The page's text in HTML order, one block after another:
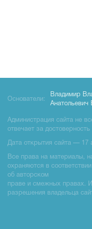
Основатели:
Владимир
Анатольевич
Администрация сайта не
отвечает за
Дата открытия сайта — 17
Все права на материалы,
охраняются в
об авторском
праве и смежных правах.
разрешения владельца